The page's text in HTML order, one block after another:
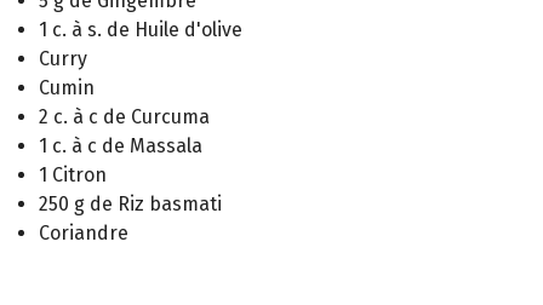
1 c. à s. de Huile d'olive
Curry
Cumin
2 c. à c de Curcuma
1 c. à c de Massala
1 Citron
250 g de Riz basmati
Coriandre